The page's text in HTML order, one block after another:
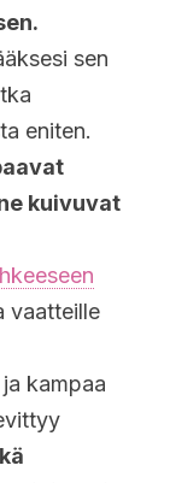
sen
eniten.
kuivuvat
vaatteille
kampaa